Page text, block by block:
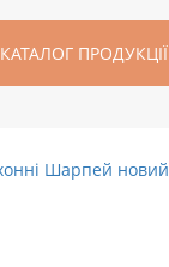
КАТАЛОГ ПРОДУКЦІЇ